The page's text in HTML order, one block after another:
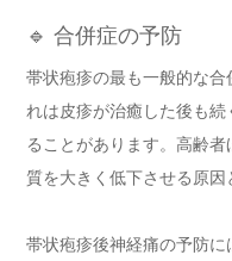
🔹 合併症の予防
帯状疱疹の最も一般的な
れは皮疹が治癒した後も続
ることがあります。高齢
質を大きく低下させる原因
帯状疱疹後神経痛の予防に